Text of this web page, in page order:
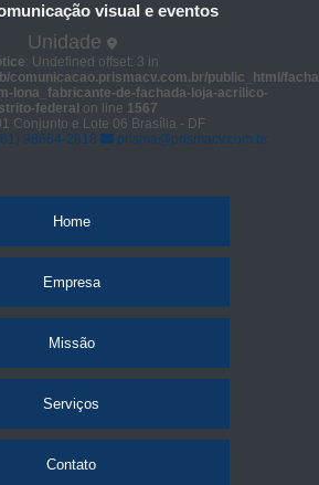
visual e eventos
Unidade
: Undefined offset: 3 in
comunicacao.prismacv.com.br/public_html/
lona_fabricante-de-fachada-loja-acrilico-
federal on line 1567
Conjunto e Lote 06 Brasília - DF
98664-2818 prisma@prismacv.com.br
Home
Empresa
Missão
Serviços
Contato